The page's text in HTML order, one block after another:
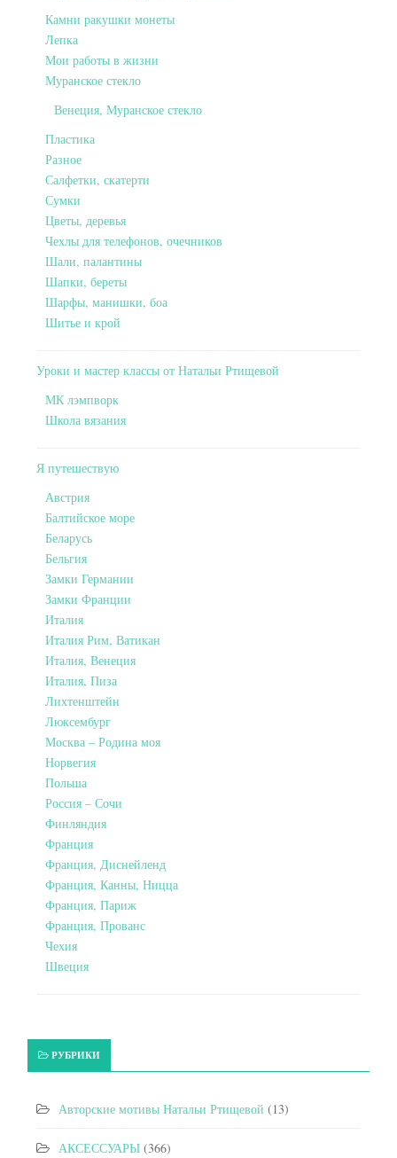
Камни ракушки монеты
Лепка
Мои работы в жизни
Муранское стекло
Венеция, Муранское стекло
Пластика
Разное
Салфетки, скатерти
Сумки
Цветы, деревья
Чехлы для телефонов, очечников
Шали, палантины
Шапки, береты
Шарфы, манишки, боа
Шитье и крой
Уроки и мастер классы от Натальи Ртищевой
МК лэмпворк
Школа вязания
Я путешествую
Австрия
Балтийское море
Беларусь
Бельгия
Замки Германии
Замки Франции
Италия
Италия Рим, Ватикан
Италия, Венеция
Италия, Пиза
Лихтенштейн
Люксембург
Москва – Родина моя
Норвегия
Польша
Россия – Сочи
Финляндия
Франция
Франция, Диснейленд
Франция, Канны, Ницца
Франция, Париж
Франция, Прованс
Чехия
Швеция
РУБРИКИ
Авторские мотивы Натальи Ртищевой (13)
АКСЕССУАРЫ (366)